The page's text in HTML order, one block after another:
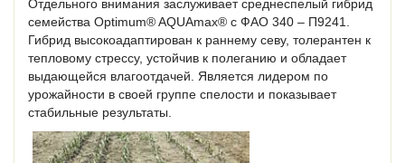
Отдельного внимания заслуживает среднеспелый гибрид
семейства Optimum® AQUAmax® с ФАО 340 – П9241.
Гибрид высокоадаптирован к раннему севу, толерантен к
тепловому стрессу, устойчив к полеганию и обладает
выдающейся влагоотдачей. Является лидером по
урожайности в своей группе спелости и показывает
стабильные результаты.